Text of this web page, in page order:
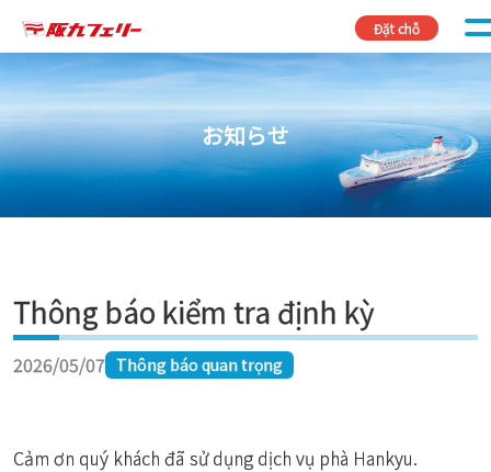
Đặt chỗ
お知らせ
Thông báo kiểm tra định kỳ
2026/05/07 Thông báo quan trọng
Cảm ơn quý khách đã sử dụng dịch vụ phà Hankyu.